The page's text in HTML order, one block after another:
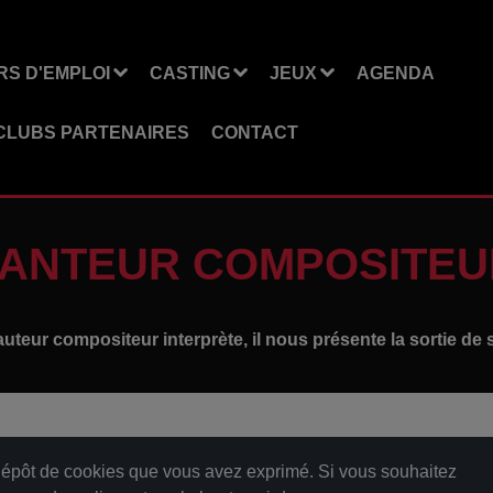
D'EMPLOI CASTING JEUX AGENDA
PARTENAIRES CONTACT
compositeur interprète, il nous présente la sortie de
de cookies que vous avez exprimé. Si vous souhaitez